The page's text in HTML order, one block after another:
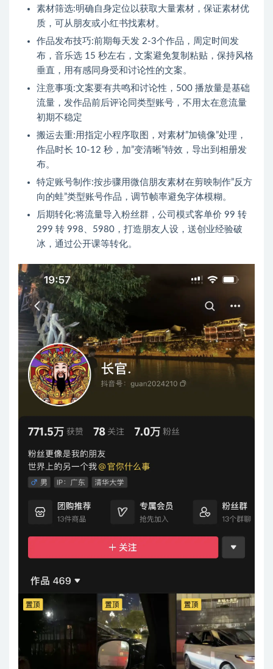
素材筛选:明确自身定位以获取大量素材，保证素材优
质，可从朋友或小红书找素材。
作品发布技巧:前期每天发 2-3个作品，周定时间发
布，音乐选 15 秒左右，文案避免复制粘贴，保持风格
垂直，用有感同身受和讨论性的文案。
注意事项:文案要有共鸣和讨论性，500 播放量是基础
流量，发作品前后评论同类型账号，不用太在意流量
初期不稳定
搬运去重:用指定小程序取图，对素材”加镜像”处理，
作品时长 10-12 秒，加”变清晰”特效，导出到相册发
布。
特定账号制作:按步骤用微信朋友素材在剪映制作”反方
向的蛙”类型账号作品，调节帧率避免字体模糊。
后期转化:将流量导入粉丝群，公司模式客单价 99 转
299 转 998、5980，打造朋友人设，送创业经验破
冰，通过公开课等转化。